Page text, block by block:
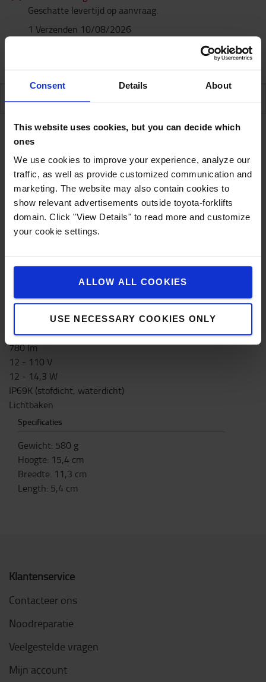
Consent Details About
This website uses cookies, but you can decide which
ones
We use cookies to improve your experience, analyze our
traffic, as well as provide customized communication and
marketing. The website may also contain cookies to
show relevant advertisements outside toyota-forklifts
domain. Click "View Details" to read more and customize
your cookie settings.
ALLOW ALL COOKIES
USE NECESSARY COOKIES ONLY
Geschatte levertijd op aanvraag.
1 Verzenden 10/08/2026
Specificaties
De led-werklamp produceert een ongelofelijke
hoeveelheid licht met 780 effectieve lumen. Dit is
niet alleen het toonbeeld van innovatieve moderne
is compleet vernieuwd. Het vierkante design zorgt
ervoor dat deze lamp ook achteraf geplaatst kan
worden zonder het uitzicht van uw voertuig
drastisch te veranderen.
Technische omschrijving
780 lm
12 - 110 V
12 - 14,3 W
IP69K (stofdicht, waterdicht)
Lichtbaken
Specificaties
Gewicht: 580 g
Hoogte: 15,4 cm
Breedte: 11,3 cm
Length: 5,4 cm
Klantenservice
Contacteer ons
Noodreparatie
Veelgestelde vragen
Mijn account